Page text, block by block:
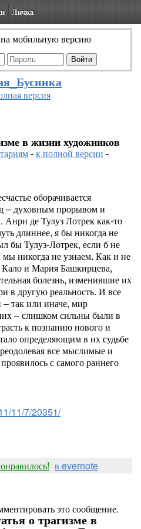
Личка
мобильную версию
версия
в жизни художников
-к полной версии -
оборачивается
– духовным прорывом и
Анри де Тулуз Лотрек как-то
длиннее, я бы никогда не
бы Тулуз-Лотрек, если б не
мы никогда не узнаем. Как и не
и Мария Башкирцева,
болезнь, изменившие их
в другую реальность. И все
так или иначе, мир
– слишком сильны были в
к познанию нового и
определяющим в их судьбе
все мыслимые и
с самого раннего
11/7/20351/
в evernote
это сообщение.
о трагизме в